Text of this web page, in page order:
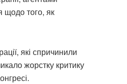
щодо того, як
які спричинили
жорстку критику